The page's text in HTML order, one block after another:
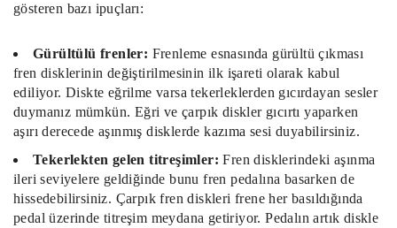
gösteren bazı ipuçları:
Gürültülü frenler: Frenleme esnasında gürültü çıkması
fren disklerinin değiştirilmesinin ilk işareti olarak kabul
ediliyor. Diskte eğrilme varsa tekerleklerden gıcırdayan sesler
duymanız mümkün. Eğri ve çarpık diskler gıcırtı yaparken
aşırı derecede aşınmış disklerde kazıma sesi duyabilirsiniz.
Tekerlekten gelen titreşimler: Fren disklerindeki aşınma
ileri seviyelere geldiğinde bunu fren pedalına basarken de
hissedebilirsiniz. Çarpık fren diskleri frene her basıldığında
pedal üzerinde titreşim meydana getiriyor. Pedalın artık diskle